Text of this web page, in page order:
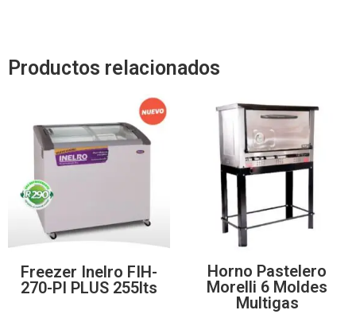
Productos relacionados
Freezer Inelro FIH-
270-PI PLUS 255lts
Horno Pastelero
Morelli 6 Moldes
Multigas